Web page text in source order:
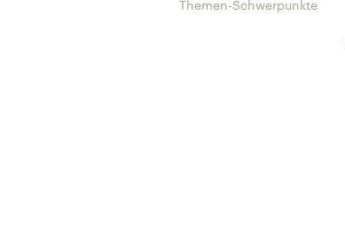
Themen-Schwerpunkte